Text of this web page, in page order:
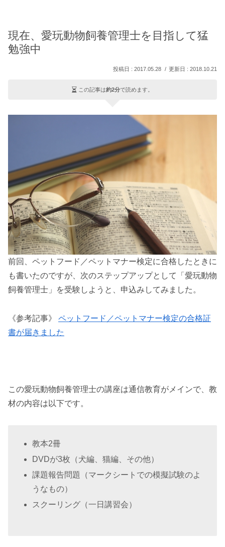
現在、愛玩動物飼養管理士を目指して猛
勉強中
2017.05.28 2018.10.21
この記事は約2分で読めます。
前回、ペットフード／ペットマナー検定に合格したときに
も書いたのですが、次のステップアップとして「愛玩動物
飼養管理士」を受験しようと、申込みしてみました。
《参考記事》 ペットフード／ペットマナー検定の合格証
書が届きました
この愛玩動物飼養管理士の講座は通信教育がメインで、教
材の内容は以下です。
教本2冊
DVDが3枚（犬編、猫編、その他）
課題報告問題（マークシートでの模擬試験のよ
うなもの）
スクーリング（一日講習会）